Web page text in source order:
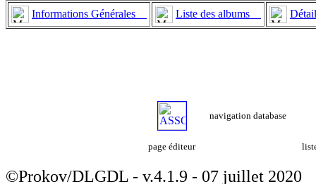
Informations Générales Liste des albums
navigation database
page éditeur
©Prokov/DLGDL - v.4.1.9 - 07 juillet 2020